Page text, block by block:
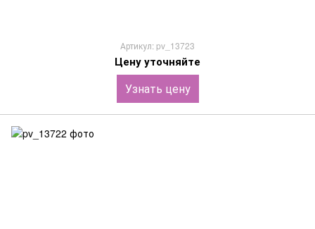
Артикул: pv_13723
Цену уточняйте
Узнать цену